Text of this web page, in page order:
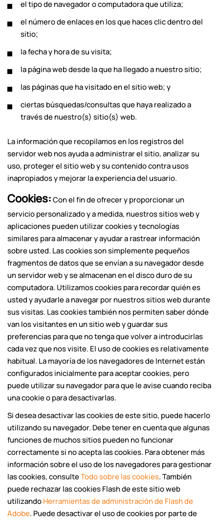
el tipo de navegador o computadora que utiliza;
el número de enlaces en los que haces clic dentro del
sitio;
la fecha y hora de su visita;
la página web desde la que ha llegado a nuestro sitio;
las páginas que ha visitado en el sitio web; y
ciertas búsquedas/consultas que haya realizado a
través de nuestro(s) sitio(s) web.
La información que recopilamos en los registros del
servidor web nos ayuda a administrar el sitio, analizar su
uso, proteger el sitio web y su contenido contra usos
inapropiados y mejorar la experiencia del usuario.
Cookies:Con el fin de ofrecer y proporcionar un
servicio personalizado y a medida, nuestros sitios web y
aplicaciones pueden utilizar cookies y tecnologías
similares para almacenar y ayudar a rastrear información
sobre usted. Las cookies son simplemente pequeños
fragmentos de datos que se envían a su navegador desde
un servidor web y se almacenan en el disco duro de su
computadora. Utilizamos cookies para recordar quién es
usted y ayudarle a navegar por nuestros sitios web durante
sus visitas. Las cookies también nos permiten saber dónde
van los visitantes en un sitio web y guardar sus
preferencias para que no tenga que volver a introducirlas
cada vez que nos visite. El uso de cookies es relativamente
habitual. La mayoría de los navegadores de Internet están
configurados inicialmente para aceptar cookies, pero
puede utilizar su navegador para que le avise cuando reciba
una cookie o para desactivarlas.
Si desea desactivar las cookies de este sitio, puede hacerlo
utilizando su navegador. Debe tener en cuenta que algunas
funciones de muchos sitios pueden no funcionar
correctamente si no acepta las cookies. Para obtener más
información sobre el uso de los navegadores para gestionar
las cookies, consulteTodo sobre las cookies. También
puede rechazar las cookies Flash de este sitio web
utilizandoHerramientas de administración de Flash de
Adobe. Puede desactivar el uso de cookies por parte de